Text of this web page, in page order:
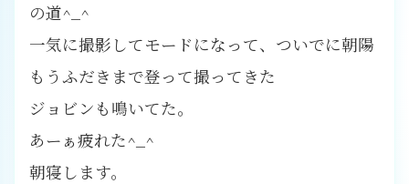
の道^_^
一気に撮影してモードになって、ついでに朝陽
もうふだきまで登って撮ってきた
ジョビンも鳴いてた。
あーぁ疲れた^_^
朝寝します。